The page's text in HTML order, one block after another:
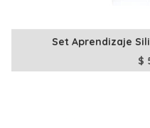
Set Aprendizaje
$